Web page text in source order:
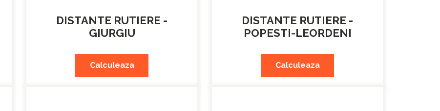
DISTANTE RUTIERE -
GIURGIU
Calculeaza
DISTANTE RUTIERE -
POPESTI-LEORDENI
Calculeaza